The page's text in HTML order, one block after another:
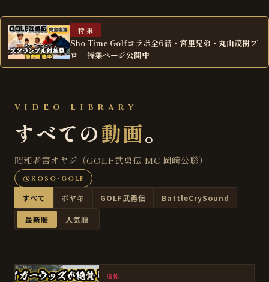
特集
Sho-Time Golfコラボ全6話・宮里兄弟・丸山茂樹プ
ロ ─ 特集ページ公開中
VIDEO LIBRARY
すべての動画。
昭和老害オヤジ（GOLF武勇伝 MC 岡﨑公聡）
@koso-golf
すべて ボヤキ GOLF武勇伝 BattleCrySound
最新順 人気順
追悼